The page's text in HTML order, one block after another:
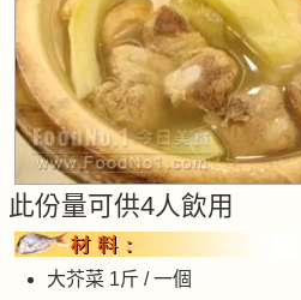
此份量可供4人飲用
大芥菜 1斤 / 一個